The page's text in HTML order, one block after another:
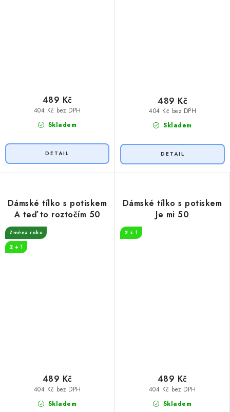
Skladem
404 Kč bez DPH
489 Kč
Skladem
404 Kč bez DPH
489 Kč
Dámské tílko s potiskem
A teď to roztočím 50
Změna roku
2 + 1
Skladem
404 Kč bez DPH
489 Kč
Dámské tílko s potiskem
Je mi 50
2 + 1
Skladem
404 Kč bez DPH
489 Kč